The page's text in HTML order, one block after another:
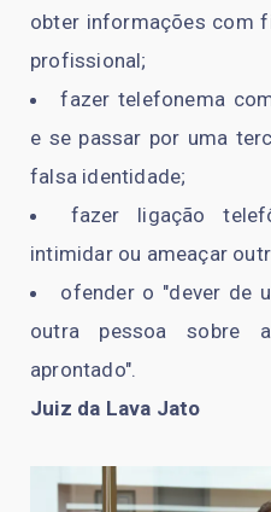
obter informações com
profissional;
fazer telefonema
e se passar por uma
falsa identidade;
fazer ligação
intimidar ou ameaçar
ofender o "dever de
outra pessoa sobre
aprontado".
Juiz da Lava Jato